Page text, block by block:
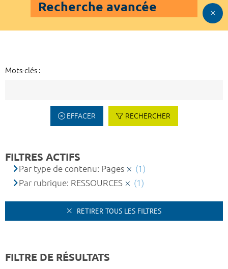
Recherche avancée
Mots-clés :
EFFACER RECHERCHER
FILTRES ACTIFS
Par type de contenu: Pages
(1)
Par rubrique: RESSOURCES
(1)
RETIRER TOUS LES FILTRES
FILTRE DE RÉSULTATS